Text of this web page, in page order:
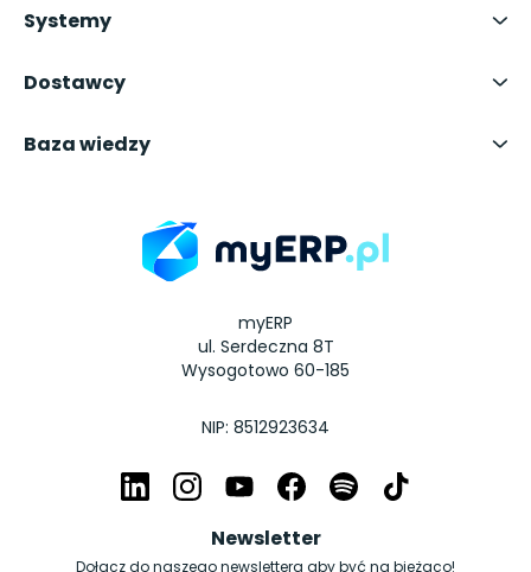
myERP
ul. Serdeczna 8T
Wysogotowo 60-185
NIP: 8512923634
Systemy
Dostawcy
Baza wiedzy
Newsletter
Dołącz do naszego newslettera aby być na bieżąco!